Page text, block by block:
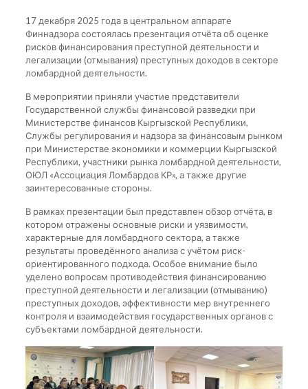
17 декабря 2025 года в центральном аппарате
Финнадзора состоялась презентация отчёта об оценке
рисков финансирования преступной деятельности и
легализации (отмывания) преступных доходов в секторе
ломбардной деятельности.
В мероприятии приняли участие представители
Государственной службы финансовой разведки при
Министерстве финансов Кыргызской Республики,
Службы регулирования и надзора за финансовым рынком
при Министерстве экономики и коммерции Кыргызской
Республики, участники рынка ломбардной деятельности,
ОЮЛ «Ассоциация Ломбардов КР», а также другие
заинтересованные стороны.
В рамках презентации был представлен обзор отчёта, в
котором отражены основные риски и уязвимости,
характерные для ломбардного сектора, а также
результаты проведённого анализа с учётом риск-
ориентированного подхода. Особое внимание было
уделено вопросам противодействия финансированию
преступной деятельности и легализации (отмыванию)
преступных доходов, эффективности мер внутреннего
контроля и взаимодействия государственных органов с
субъектами ломбардной деятельности.